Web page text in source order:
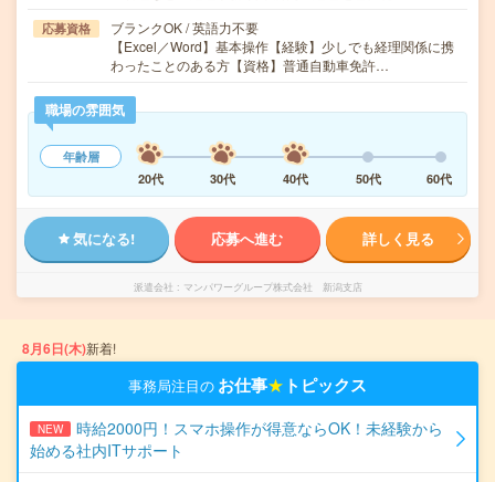
応募資格
ブランクOK / 英語力不要
【Excel／Word】基本操作【経験】少しでも経理関係に携
わったことのある方【資格】普通自動車免許…
職場の雰囲気
年齢層
20代
30代 40代 50代 60代
気になる! 応募へ進む 詳しく見る
派遣会社 マンパワーグループ株式会社 新潟支店
8月6日(木)新着!
事務局注目の お仕事★ トピックス
NEW
時給2000円！スマホ操作が得意ならOK！未経験から
始める社内ITサポート